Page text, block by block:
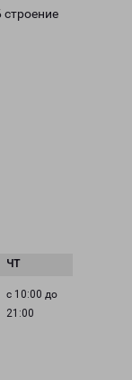
с 10:00 до
21:00